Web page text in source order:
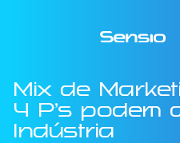
Mix de
4 P’s podem
Indústria